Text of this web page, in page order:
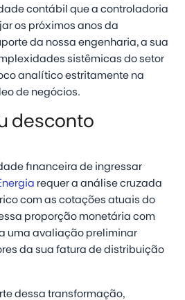
contábil que a controladoria
os próximos anos da
da nossa engenharia, a sua
sistêmicas do setor
analítico estritamente na
de negócios.
desconto
financeira de ingressar
requer a análise cruzada
com as cotações atuais do
proporção monetária com
uma avaliação preliminar
da sua fatura de distribuição
dessa transformação,